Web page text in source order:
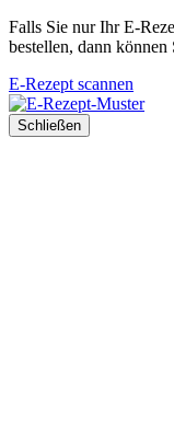
Falls Sie nur Ihr E-
bestellen, dann
E-Rezept scannen
Schließen